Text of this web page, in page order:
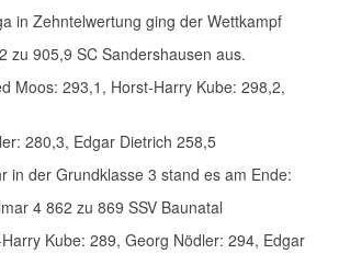
in Zehntelwertung ging der Wettkampf
zu 905,9 SC Sandershausen aus.
Moos: 293,1, Horst-Harry Kube: 298,2,
280,3, Edgar Dietrich 258,5
in der Grundklasse 3 stand es am Ende:
4 862 zu 869 SSV Baunatal
Kube: 289, Georg Nödler: 294, Edgar